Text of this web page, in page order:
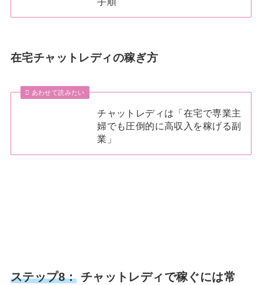
在宅チャットレディの稼ぎ方
あわせて読みたい
チャットレディは「在宅で専業主
婦でも圧倒的に高収入を稼げる副
業」
ステップ8： チャットレディで稼ぐには常